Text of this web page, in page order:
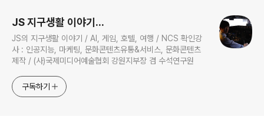
JS 지구생활 이야기...
JS의 지구생활 이야기 / AI, 게임, 호텔, 여행 / NCS 확인강
사 : 인공지능, 마케팅, 문화콘텐츠유통&서비스, 문화콘텐츠
제작 / (사)국제미디어예술협회 강원지부장 겸 수석연구원
구독하기